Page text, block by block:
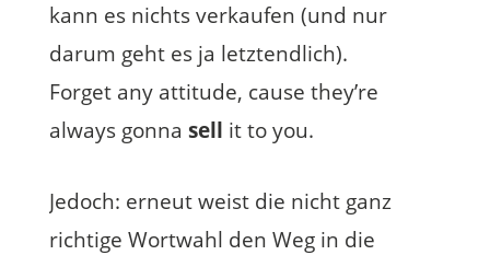
kann es nichts verkaufen (und nur
darum geht es ja letztendlich).
Forget any attitude, cause they’re
always gonna sell it to you.
Jedoch: erneut weist die nicht ganz
richtige Wortwahl den Weg in die